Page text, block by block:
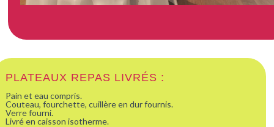
PLATEAUX REPAS LIVRÉS :
Pain et eau compris.
Couteau, fourchette, cuillère en dur fournis.
Verre fourni.
Livré en caisson isotherme.